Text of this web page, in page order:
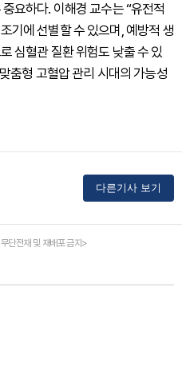
요하다. 이해경 교수는 “유전적
기에 선별할 수 있으며, 예방적 생
심혈관 질환 위험도 낮출 수 있
춤형 고혈압 관리 시대의 가능성
다른기사 보기
단전재 및 재배포 금지>